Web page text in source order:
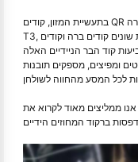
בתעשיית המזון, קודים QR משמשים ככלי טוב לאתר מוצרים. הסדרה HPRT
T3, מצוינת בהדפסת שונים קודים ברה וקודים QR עם מדויק ובירור. זה אידיאלי
קוד הבר הניידיים האלה
ומפיצים, מספקים תובנות
ממליצים מאוד לקרוא את
ברקוד המחוזים הידיים